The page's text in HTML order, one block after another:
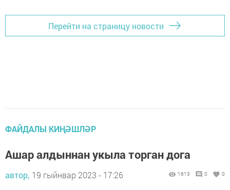
Перейти на страницу новости
ФАЙДАЛЫ КИҢӘШЛӘР
Ашар алдыннан укыла торган дога
автор, 19 гыйнвар 2023 - 17:26 1613 0 0